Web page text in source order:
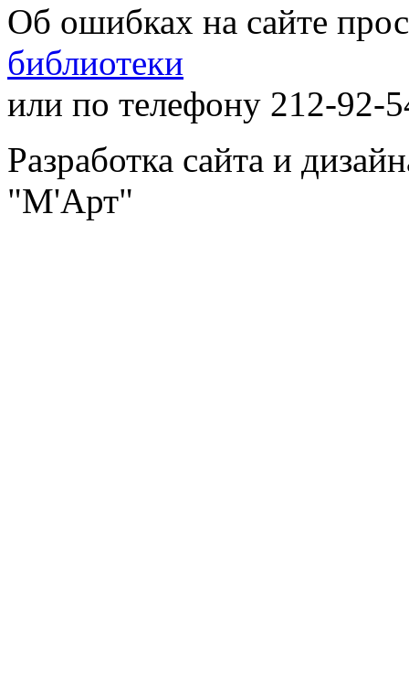
Об ошибках на сайте
библиотеки
или по телефону 212-92-
Разработка сайта и
"М'Арт"